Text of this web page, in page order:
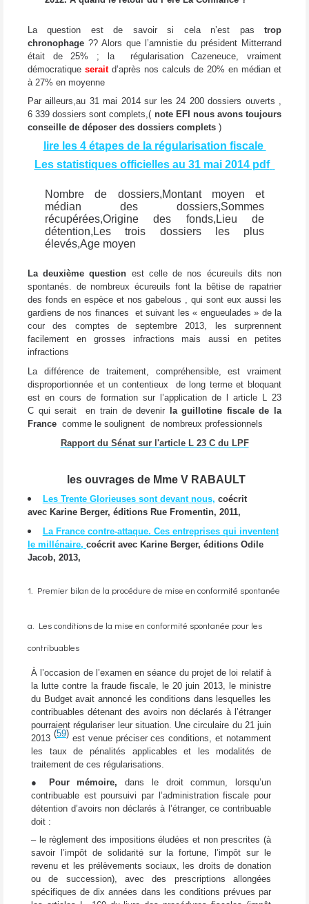
La question est de savoir si cela n’est pas trop
chronophage ?? Alors que l’amnistie du président Mitterrand
était de 25% ; la régularisation Cazeneuce, vraiment
démocratique serait d’après nos calculs de 20% en médian et
à 27% en moyenne
Par ailleurs,au 31 mai 2014 sur les 24 200 dossiers ouverts ,
6 339 dossiers sont complets,( note EFI nous avons toujours
conseille de déposer des dossiers complets )
lire les 4 étapes de la régularisation fiscale
Les statistiques officielles au 31 mai 2014 pdf
Nombre de dossiers,Montant moyen et
médian des dossiers,Sommes
récupérées,Origine des fonds, Lieu de
détention, Les trois dossiers les plus
élevés,Age moyen
La deuxième question est celle de nos écureuils dits non
spontanés. de nombreux écureuils font la bêtise de rapatrier
des fonds en espèce et nos gabelous , qui sont eux aussi les
gardiens de nos finances et suivant les « engueulades » de la
cour des comptes de septembre 2013, les surprennent
facilement en grosses infractions mais aussi en petites
infractions
La différence de traitement, compréhensible, est vraiment
disproportionnée et un contentieux de long terme et bloquant
est en cours de formation sur l’application de l article L 23
C qui serait en train de devenir
la guillotine fiscale de la
France comme le soulignent de nombreux professionnels
Rapport du Sénat sur l'article L 23 C du LPF
les ouvrages de Mme V RABAULT
Les Trente Glorieuses sont devant nous, coécrit
avec Karine Berger, éditions Rue Fromentin, 2011,
La France contre-attaque. Ces entreprises qui inventent
le millénaire, coécrit avec Karine Berger, éditions Odile
Jacob, 2013,
1. Premier bilan de la procédure de mise en conformité spontanée
a. Les conditions de la mise en conformité spontanée pour les
contribuables
À l’occasion de l’examen en séance du projet de loi relatif à
la lutte contre la fraude fiscale, le 20 juin 2013, le ministre
du Budget avait annoncé les conditions dans lesquelles les
contribuables détenant des avoirs non déclarés à l’étranger
pourraient régulariser leur situation. Une circulaire du 21 juin
2013 (59) est venue préciser ces conditions, et notamment
les taux de pénalités applicables et les modalités de
traitement de ces régularisations.
●
Pour mémoire, dans le droit commun, lorsqu’un
contribuable est poursuivi par l’administration fiscale pour
détention d’avoirs non déclarés à l’étranger, ce contribuable
doit :
– le règlement des impositions éludées et non prescrites (à
savoir l’impôt de solidarité sur la fortune, l’impôt sur le
revenu et les prélèvements sociaux, les droits de donation
ou de succession), avec des prescriptions allongées
spécifiques de dix années dans les conditions prévues par